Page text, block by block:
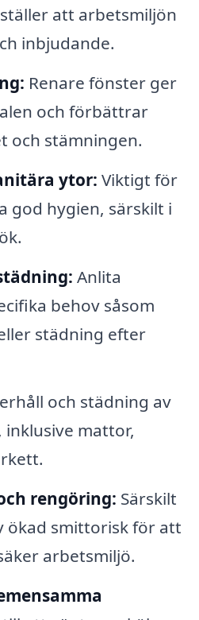
att arbetsmiljön
inbjudande.
Renare fönster ger
och förbättrar
och stämningen.
ytor: Viktigt för
god hygien, särskilt i
Anlita
behov såsom
städning efter
och städning av
inklusive mattor,
rengöring: Särskilt
ökad smittorisk för att
arbetsmiljö.